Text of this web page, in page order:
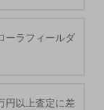
ーラフィールダ
円以上査定に差